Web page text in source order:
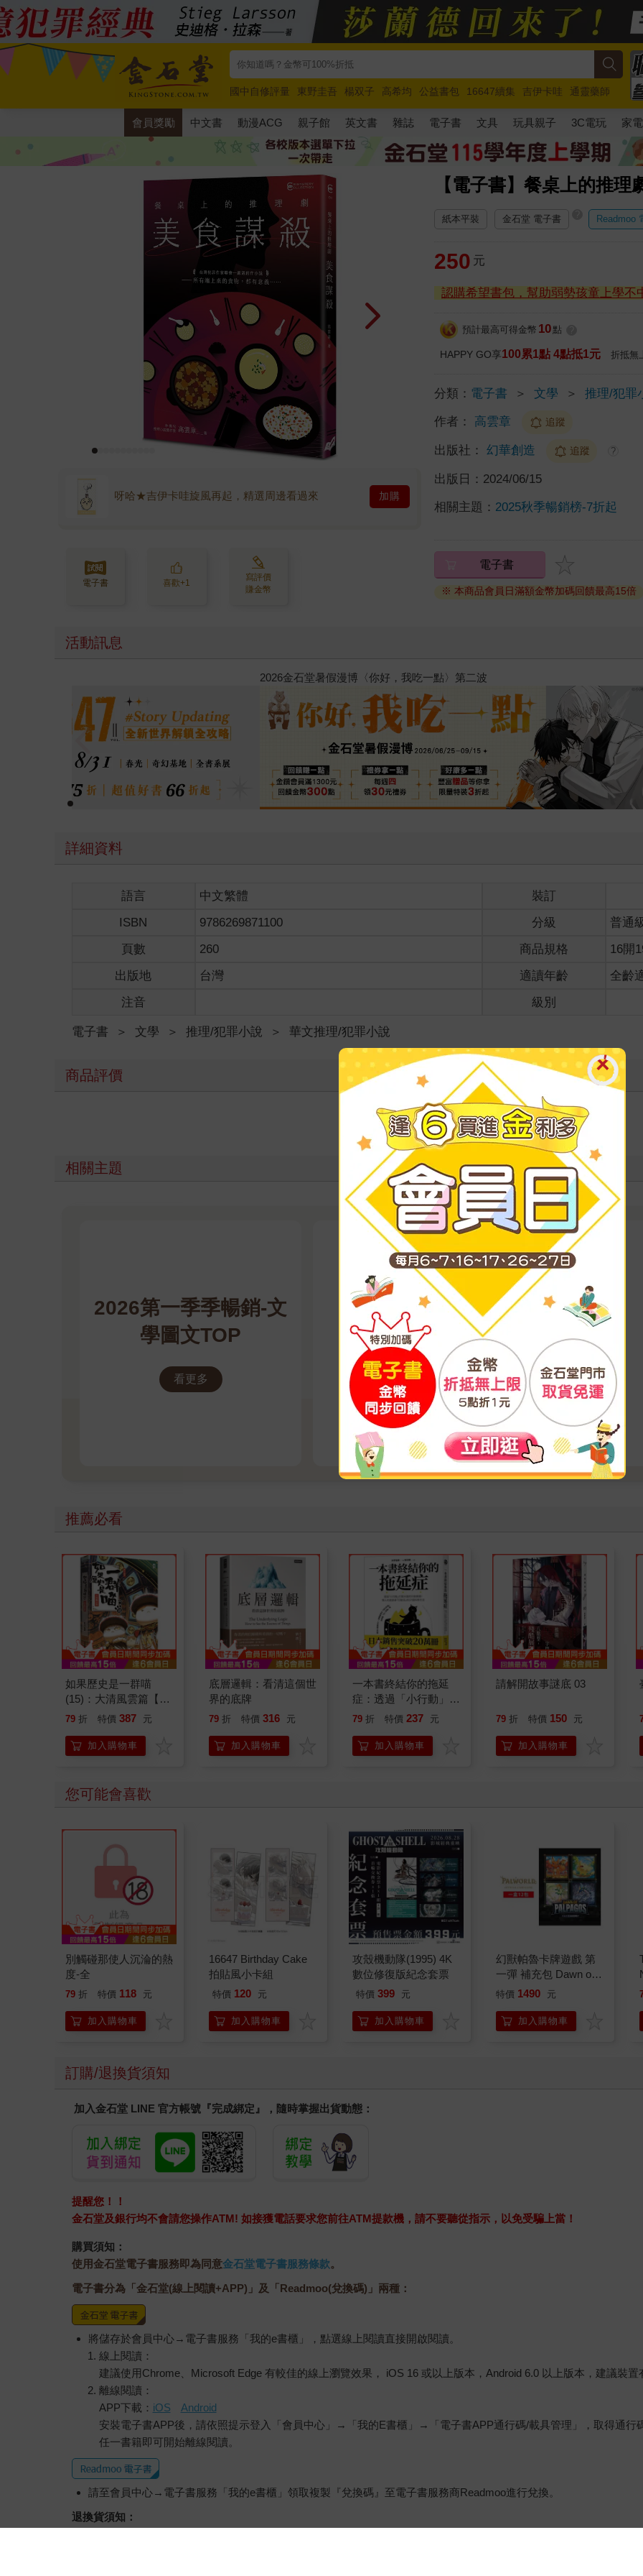
國中自修評量 東野圭吾 楊双子 高希均 公益書包 16647續集 吉伊卡哇
通靈藥師
唯紅花綻放
奧德賽 路邊攤新作 馬斯克 玩具總動員5 超慢跑
會員獎勵 中文書 動漫ACG 親子館 英文書 雜誌 電子書 文具 玩具親子 3C電玩 家電
【電子書】餐桌上的推理
呀哈★吉伊卡哇旋風再起，精選周邊看過來 加購
電子書 喜歡+1
寫評價
賺金幣
紙本平裝 金石堂 電子書 Readmoo
250 元
認購希望書包，幫助弱勢孩童上學不
預計最高可得金幣 10 點
HAPPY GO享100累1點 4點抵1元 折抵無
分類： 電子書 ＞ 文學 ＞ 推理/犯罪
作者： 高雲章 追蹤
出版社： 幻華創造 追蹤 ?
出版日： 2024/06/15
相關主題： 2025秋季暢銷榜-7折起
電子書
※ 本商品會員日滿額金幣加碼回饋最高15倍
活動訊息
2026金石堂暑假漫博〈你好，我
詳細資料
語言 中文繁體
裝訂
ISBN
9786269871100 分級
普通
頁數
260 商品規格
16開
出版地
台灣 適讀年齡
全齡
注音
級別
電子書 ＞ 文學 ＞ 推理/犯罪小說 ＞ 華文推理/犯罪小說
商品評價
寫評價
相關主題
2026第一季季暢銷-文
學圖文TOP
看更多
推薦必看
如果歷史是一群喵
(15)：大清風雲篇【萌
貓漫畫學歷史】
79 折 特價 387 元
加入購物車
底層邏輯：看清這個世
界的底牌
79 折 特價 316 元
加入購物車
一本書終結你的拖延
症：透過「小行動」打
開大腦的行動開關，懶
的37個科學方法
79 折 特價 237 元
加入購物車
請解開故事謎底 03
79 折 特價 150 元
加入購物車
您可能會喜歡
別觸碰那使人沉淪的熱
度-全
79 折 特價 118 元
加入購物車
16647 Birthday Cake
拍貼風小卡組
特價 120 元
加入購物車
攻殼機動隊(1995) 4K
數位修復版紀念套票
特價 399 元
加入購物車
幻獸帕魯卡牌遊戲 第
一彈 補充包 Dawn of
Palpagos（日文版一
特價 1490 元
加入購物車
訂購/退換貨須知
加入金石堂 LINE 官方帳號『完成綁定』，隨時掌握出貨動態：
提醒您！！
金石堂及銀行均不會請您操作ATM! 如接獲電話要求您前往ATM提款機，請不要聽從指示，以免受騙上當！
購買須知：
使用金石堂電子書服務即為同意金石堂電子書服務條款。
電子書分為「金石堂(線上閱讀+APP)」及「Readmoo(兌換碼)」兩種：
將儲存於會員中心→電子書服務「我的e書櫃」，點選線上閱讀直接開啟閱讀。
線上閱讀：
建議使用Chrome、Microsoft Edge 有較佳的線上瀏覽效果， iOS 16 或以上版本，Android 6.0 以上版本，建議裝
離線閱讀：
APP下載： iOS
Android
安裝電子書APP後，請依照提示登入「會員中心」→「我的E書櫃」→「電子書APP通行碼/載具管理」，取得通行
任一書籍即可開始離線閱讀。
請至會員中心→電子書服務「我的e書櫃」領取複製『兌換碼』至電子書服務商Readmoo進行兌換。
退換貨須知：